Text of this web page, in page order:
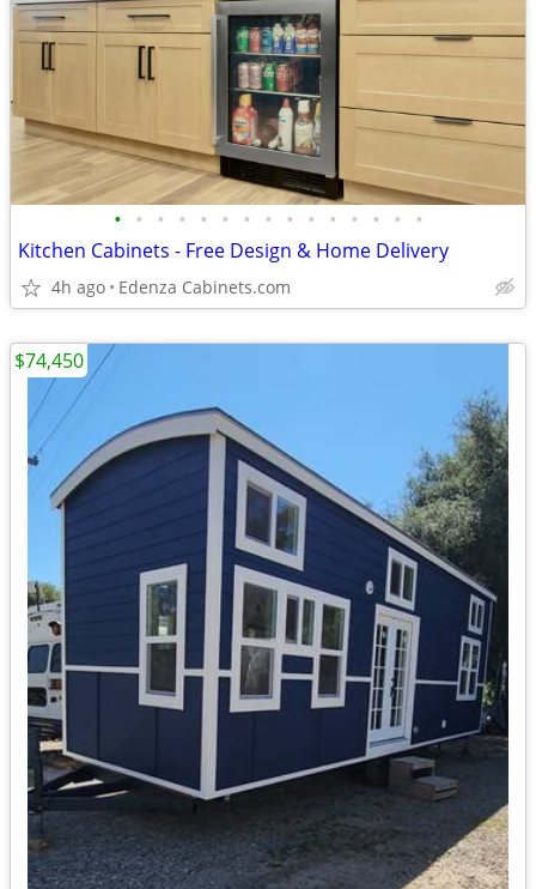
• • • • • • • • • • • • • • •
Kitchen Cabinets - Free Design & Home Delivery
4h ago Edenza Cabinets.com
$74,450